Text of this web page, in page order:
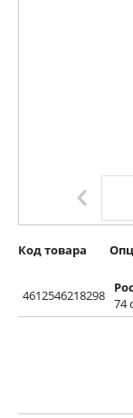
Код товара
4612546218298 74